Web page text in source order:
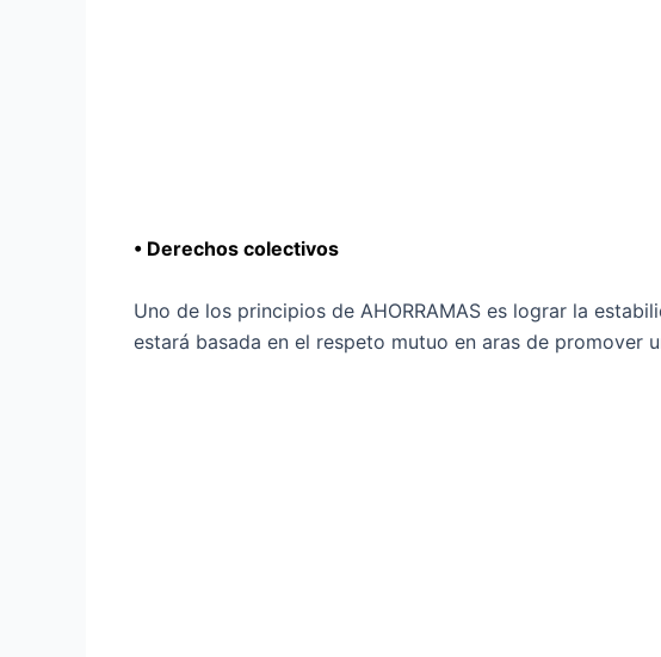
• Derechos colectivos
Uno de los principios de AHORRAMAS es lograr la
estará basada en el respeto mutuo en aras de promover